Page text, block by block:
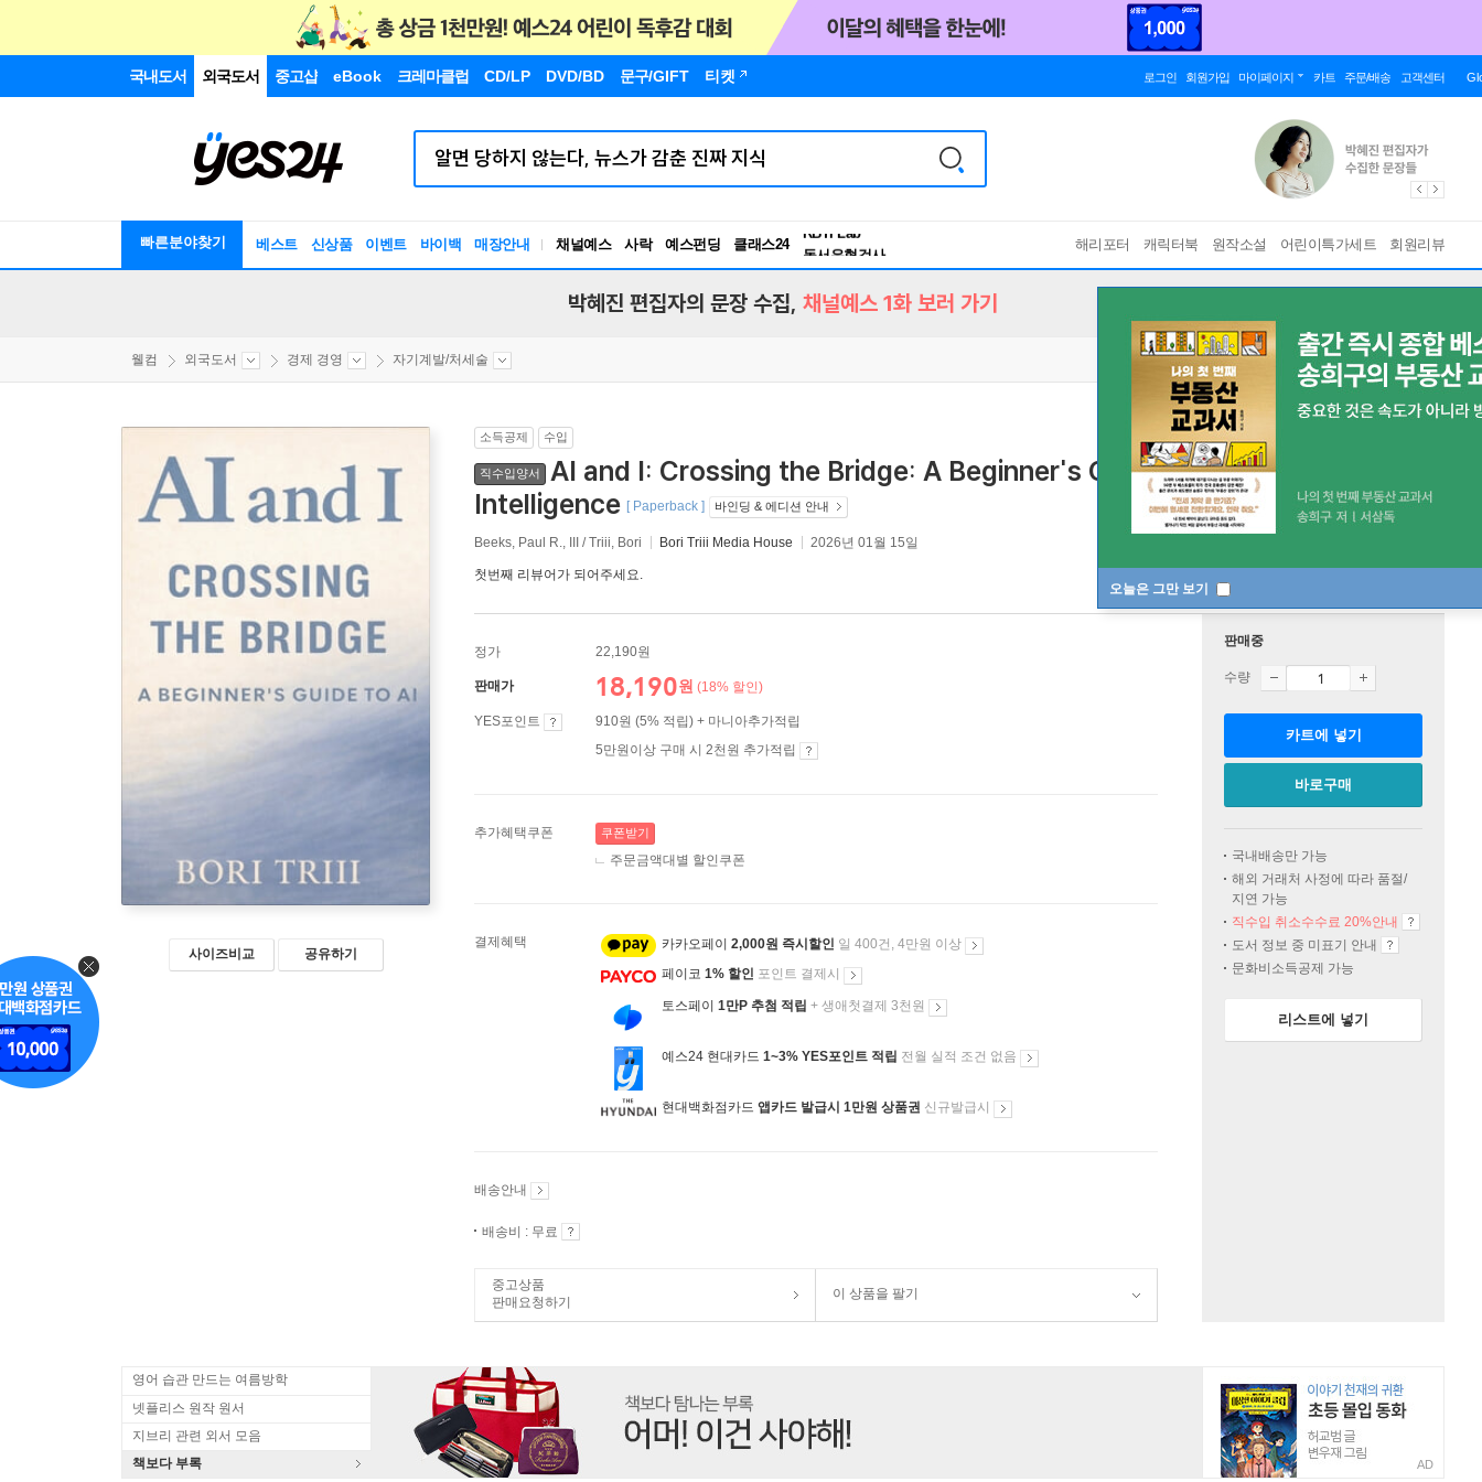
국내도서 외국도서 중고샵 eBook 크레마클럽 CD/LP DVD/BD 문구/GIFT 티켓 로그인 회원가입 마이페이지 카트 주문/배송 고객센터
빠른분야찾기 베스트 신상품 이벤트 바이백 매장안내 채널예스 사락 예스펀딩 클래스24
독서유형검사
해리포터 캐릭터북 원작소설 어린이특가세트 회원리뷰
오늘은 그만 보기
박혜진 편집자의 문장 수집, 채널예스 1화 보러 가기
웰컴 외국도서 경제 경영 자기계발/처세술
사이즈비교 공유하기
소득공제 수입
직수입양서
AI and I: Crossing the Bridge: A Beginner's Guide to Artificial
Intelligence [ Paperback ] 바인딩 & 에디션 안내
Beeks, Paul R., III / Triii, Bori Bori Triii Media House 2026년 01월 15일
첫번째 리뷰어가 되어주세요.
정가 22,190원
판매가 18,190원 (18% 할인)
YES포인트
910원 (5% 적립) + 마니아추가적립
5만원이상 구매 시 2천원 추가적립
추가혜택쿠폰 쿠폰받기
주문금액대별 할인쿠폰
결제혜택 카카오페이 2,000원 즉시할인 일 400건, 4만원 이상
페이코 1% 할인 포인트 결제시
토스페이 1만P 추첨 적립 + 생애첫결제 3천원
예스24 현대카드 1~3% YES포인트 적립 전월 실적 조건 없음
현대백화점카드 앱카드 발급시 1만원 상품권 신규발급시
배송안내
배송비 : 무료
중고상품
판매요청하기
이 상품을 팔기
판매중
수량
카트에 넣기
바로구매
국내배송만 가능
해외 거래처 사정에 따라 품절/
지연 가능
직수입 취소수수료 20%안내
도서 정보 중 미표기 안내
문화비소득공제 가능
리스트에 넣기
영어 습관 만드는 여름방학
넷플리스 원작 원서
지브리 관련 외서 모음
책보다 부록
AD